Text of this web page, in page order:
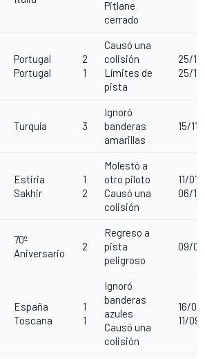
Pitlane
cerrado
Portugal
Portugal
2
1
Causó una
colisión
Límites de
pista
25/
25/
Turquía 3
Ignoró
banderas
amarillas
15/
Estiria
Sakhir
1
2
Molestó a
otro piloto
Causó una
colisión
11/
06/
70º
Aniversario
2
Regreso a
pista
peligroso
09/
España
Toscana
1
1
Ignoró
banderas
azules
Causó una
colisión
16/
11/